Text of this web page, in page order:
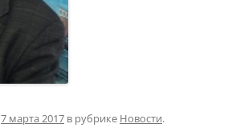
7 марта 2017 в рубрике Новости.